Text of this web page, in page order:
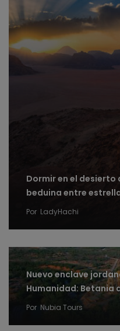
Dormir en el desierto
beduina entre
Por LadyHachi
Nuevo enclave
Humanidad: Betania
Por Nubia Tours